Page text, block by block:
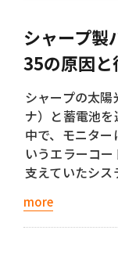
シャープ製
35の原因
シャープの太
ナ）と蓄電池
中で、モニタ
いうエラーコ
支えていたシ
more